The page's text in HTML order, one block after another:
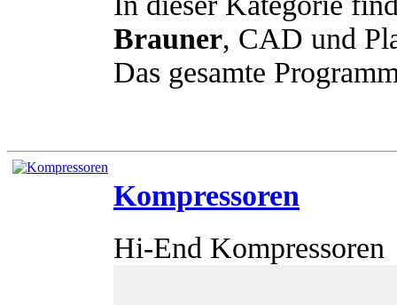
Brauner, CAD und
Das gesamte
Kompressoren
Hi-End Kompressoren